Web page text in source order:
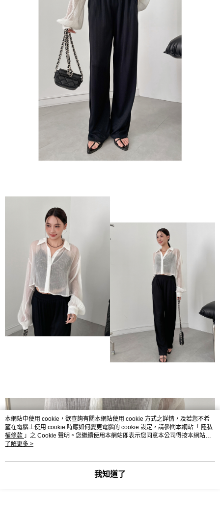
本網站中使用 cookie，欲查詢有關本網站使用 cookie 方式之詳情，及若您不希
望在電腦上使用 cookie 時應如何變更電腦的 cookie 設定，請參閱本網站「 隱私
權條款 」之 Cookie 聲明。您繼續使用本網站即表示您同意本公司得按本網站使
用條款之 Cookie 聲明使用 cookie。
了解更多 >
我知道了